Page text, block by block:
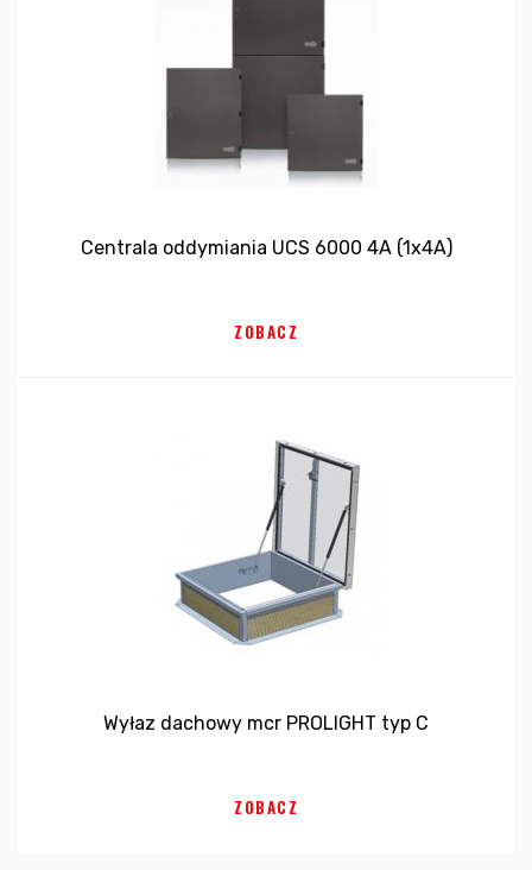
Centrala oddymiania UCS 6000 4A (1x4A)
ZOBACZ
Wyłaz dachowy mcr PROLIGHT typ C
ZOBACZ